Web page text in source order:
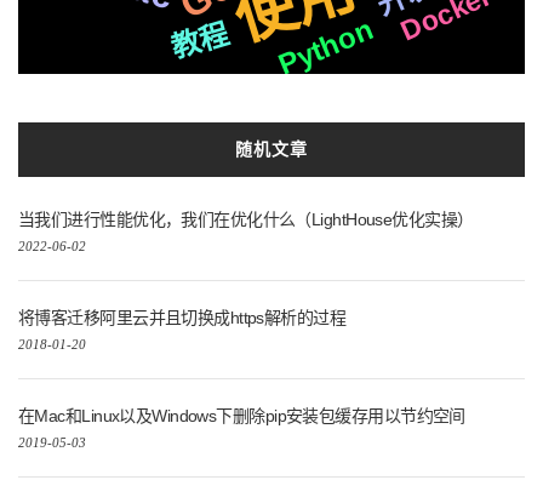
教程 Python
阿里
随机文章
当我们进行性能优化，我们在优化什么（LightHouse优化实操）
2022-06-02
将博客迁移阿里云并且切换成https解析的过程
2018-01-20
在Mac和Linux以及Windows下删除pip安装包缓存用以节约空间
2019-05-03